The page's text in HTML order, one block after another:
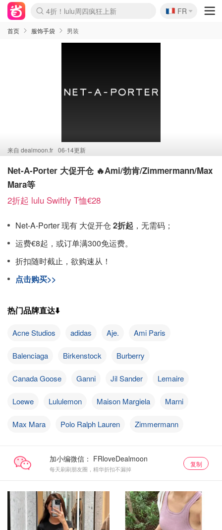
Boticinal 夏促开抢！
4折！lulu周四疯狂上新
还没结束！&OtherStories大促
Joybuy变相75折 随时失效
速领！Stanley独家85折
疑似霸哥！Camper额外叠85折
Zalando 奥莱闪促！每日更新
Moncler反季囤！5折起+叠9折
Coach Brooklyn仅€192
🇫🇷
FR
首页 服饰手袋 男装
来自 dealmoon.fr 06-14更新
Net-A-Porter 大促开仓 🔥Ami/勃肯/Zimmermann/Max
Mara等
2折起 lulu Swiftly T恤€28
Net-A-Porter 现有 大促开仓 2折起 ，无需码；
运费€8起，或订单满300免运费。
折扣随时截止，欲购速从！
点击购买>>
热门品牌直达⬇️
Acne Studios adidas Aje. Ami Paris
Balenciaga Birkenstock Burberry
Canada Goose Ganni Jil Sander Lemaire
Loewe Lululemon Maison Margiela Marni
Max Mara Polo Ralph Lauren Zimmermann
加小编微信：
每天刷刷朋友圈，精华折扣不漏掉
复制